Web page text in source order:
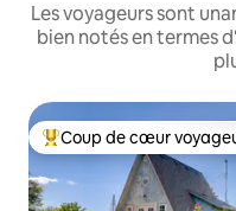
Les voyageurs sont
bien notés en termes
Coups de cœur
Coup de cœur